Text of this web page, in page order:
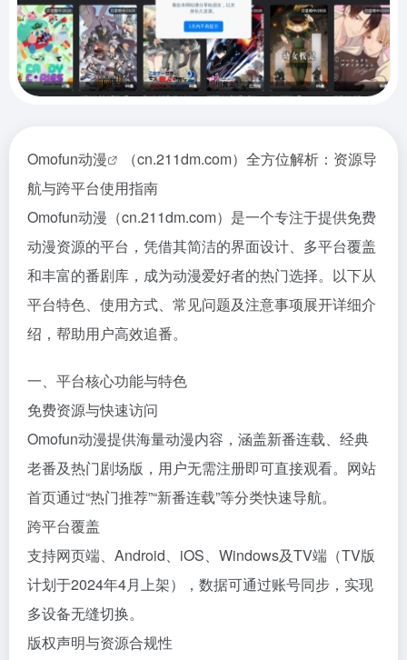
Omofun动漫
（cn.211dm.com）全方位解析：资源导
航与跨平台使用指南
Omofun动漫（cn.211dm.com）是一个专注于提供免费
动漫资源的平台，凭借其简洁的界面设计、多平台覆盖
和丰富的番剧库，成为动漫爱好者的热门选择。以下从
平台特色、使用方式、常见问题及注意事项展开详细介
绍，帮助用户高效追番。
一、平台核心功能与特色
免费资源与快速访问
Omofun动漫提供海量动漫内容，涵盖新番连载、经典
老番及热门剧场版，用户无需注册即可直接观看。网站
首页通过“热门推荐”“新番连载”等分类快速导航。
跨平台覆盖
支持网页端、Android、iOS、Windows及TV端（TV版
计划于2024年4月上架），数据可通过账号同步，实现
多设备无缝切换。
版权声明与资源合规性